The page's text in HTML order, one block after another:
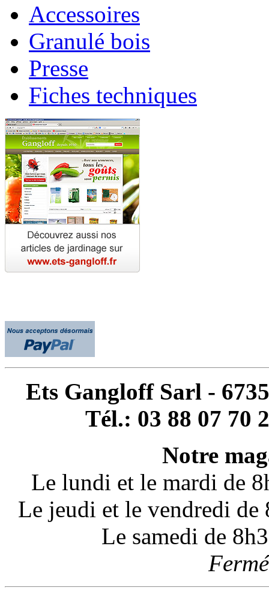
Accessoires
Granulé bois
Presse
Fiches techniques
Ets Gangloff Sarl -
Tél.: 03 88 07 70
Notre
Le lundi et le mardi de
Le jeudi et le vendredi de
Le samedi de